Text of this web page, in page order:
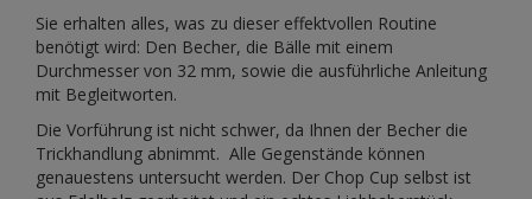
Sie erhalten alles, was zu dieser effektvollen Routine
benötigt wird: Den Becher, die Bälle mit einem
Durchmesser von 32 mm, sowie die ausführliche Anleitung
mit Begleitworten.
Die Vorführung ist nicht schwer, da Ihnen der Becher die
Trickhandlung abnimmt. Alle Gegenstände können
genauestens untersucht werden. Der Chop Cup selbst ist